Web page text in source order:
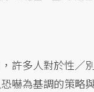
許多人對於性／
嚇為基調的策略